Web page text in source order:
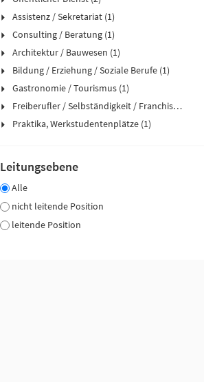
Assistenz / Sekretariat (1)
Consulting / Beratung (1)
Architektur / Bauwesen (1)
Bildung / Erziehung / Soziale Berufe (1)
Gastronomie / Tourismus (1)
Freiberufler / Selbständigkeit / Franchise (1)
Praktika, Werkstudentenplätze (1)
Leitungsebene
Alle
nicht leitende Position
leitende Position